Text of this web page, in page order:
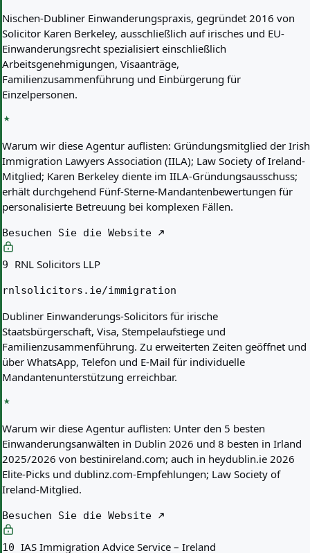
Nischen-Dubliner Einwanderungspraxis, gegründet 2016 von
Solicitor Karen Berkeley, ausschließlich auf irisches und EU-
Einwanderungsrecht spezialisiert einschließlich
Arbeitsgenehmigungen, Visaanträge,
Familienzusammenführung und Einbürgerung für
Einzelpersonen.
Warum wir diese Agentur auflisten: Gründungsmitglied der Irish
Immigration Lawyers Association (IILA); Law Society of Ireland-
Mitglied; Karen Berkeley diente im IILA-Gründungsausschuss;
erhält durchgehend Fünf-Sterne-Mandantenbewertungen für
personalisierte Betreuung bei komplexen Fällen.
Besuchen Sie die Website
9 RNL Solicitors LLP
rnlsolicitors.ie/immigration
Dubliner Einwanderungs-Solicitors für irische
Staatsbürgerschaft, Visa, Stempelaufstiege und
Familienzusammenführung. Zu erweiterten Zeiten geöffnet und
über WhatsApp, Telefon und E-Mail für individuelle
Mandantenunterstützung erreichbar.
Warum wir diese Agentur auflisten: Unter den 5 besten
Einwanderungsanwälten in Dublin 2026 und 8 besten in Irland
2025/2026 von bestinireland.com; auch in heydublin.ie 2026
Elite-Picks und dublinz.com-Empfehlungen; Law Society of
Ireland-Mitglied.
Besuchen Sie die Website
10 IAS Immigration Advice Service – Ireland